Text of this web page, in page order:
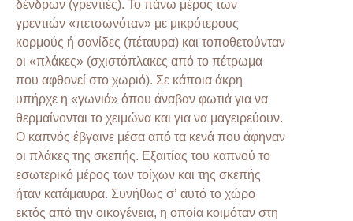
γρεντιών «πετσωνόταν» με μικρότερους
κορμούς ή σανίδες (πέταυρα) και τοποθετούνταν
οι «πλάκες» (σχιστόπλακες από το πέτρωμα
που αφθονεί στο χωριό). Σε κάποια άκρη
υπήρχε η «γωνιά» όπου άναβαν φωτιά για να
θερμαίνονται το χειμώνα και για να μαγειρεύουν.
Ο καπνός έβγαινε μέσα από τα κενά που άφηναν
οι πλάκες της σκεπής. Εξαιτίας του καπνού το
εσωτερικό μέρος των τοίχων και της σκεπής
ήταν κατάμαυρα. Συνήθως σ’ αυτό το χώρο
εκτός από την οικογένεια, η οποία κοιμόταν στη